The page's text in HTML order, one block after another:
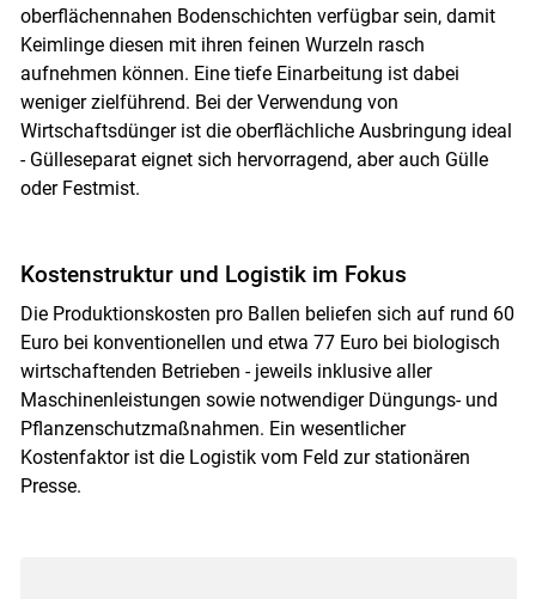
oberflächennahen Bodenschichten verfügbar sein, damit
Keimlinge diesen mit ihren feinen Wurzeln rasch
aufnehmen können. Eine tiefe Einarbeitung ist dabei
weniger zielführend. Bei der Verwendung von
Wirtschaftsdünger ist die oberflächliche Ausbringung ideal
- Gülleseparat eignet sich hervorragend, aber auch Gülle
oder Festmist.
Kostenstruktur und Logistik im Fokus
Die Produktionskosten pro Ballen beliefen sich auf rund 60
Euro bei konventionellen und etwa 77 Euro bei biologisch
wirtschaftenden Betrieben - jeweils inklusive aller
Maschinenleistungen sowie notwendiger Düngungs- und
Pflanzenschutzmaßnahmen. Ein wesentlicher
Kostenfaktor ist die Logistik vom Feld zur stationären
Presse.